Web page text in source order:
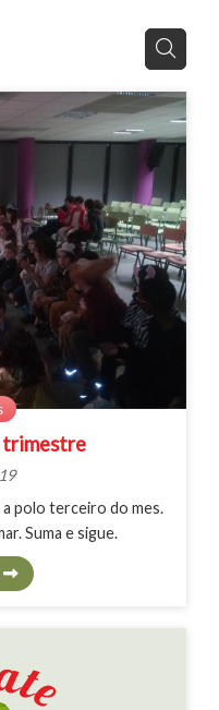
trimestre
polo terceiro do mes.
Suma e sigue.